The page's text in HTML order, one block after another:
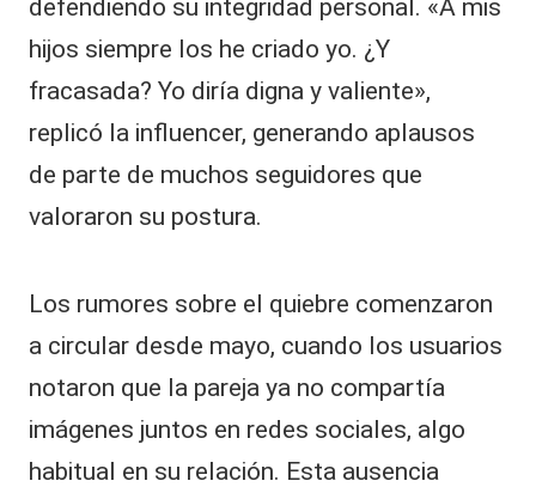
defendiendo su integridad personal. «A mis
hijos siempre los he criado yo. ¿Y
fracasada? Yo diría digna y valiente»,
replicó la influencer, generando aplausos
de parte de muchos seguidores que
valoraron su postura.
Los rumores sobre el quiebre comenzaron
a circular desde mayo, cuando los usuarios
notaron que la pareja ya no compartía
imágenes juntos en redes sociales, algo
habitual en su relación. Esta ausencia